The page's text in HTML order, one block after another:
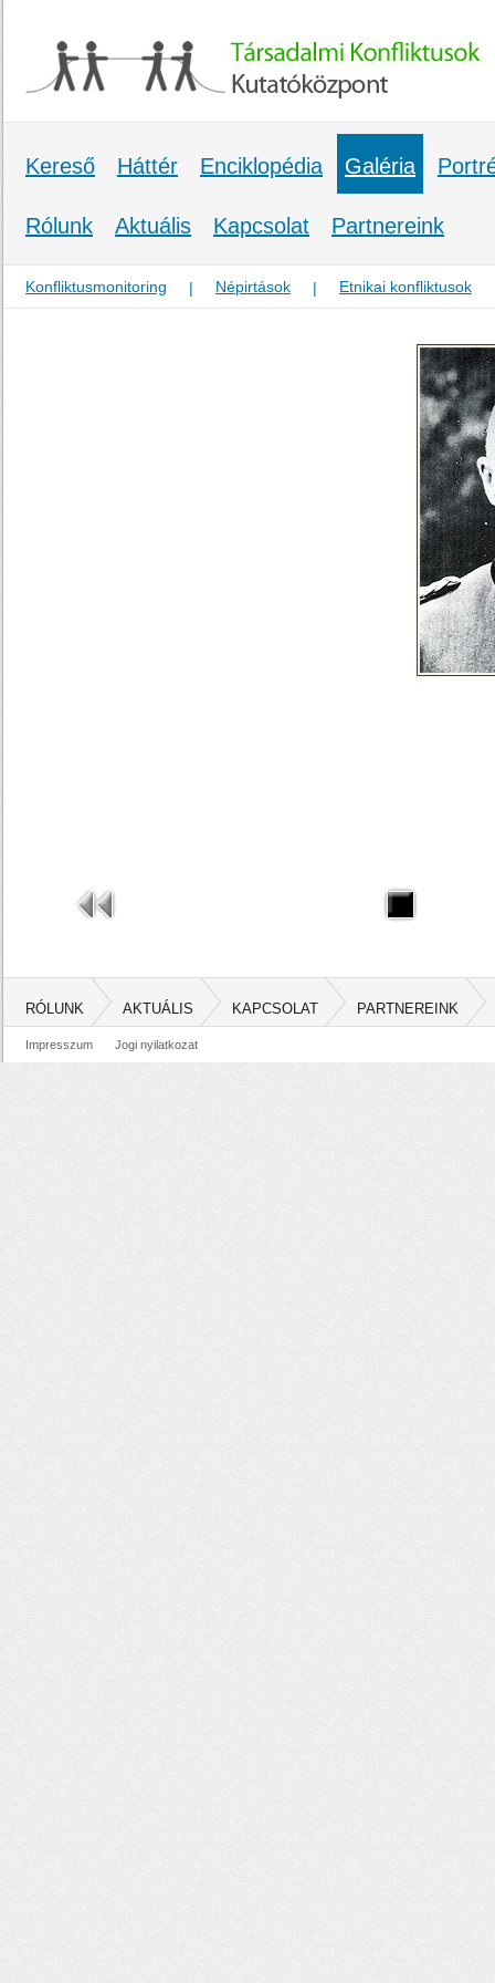
Kereső Háttér Enciklopédia Galéria
Rólunk Aktuális Kapcsolat Partnereink
Konfliktusmonitoring | Népirtások | Etnikai konfliktusok
RÓLUNK AKTUÁLIS KAPCSOLAT PARTNEREINK
Impresszum Jogi nyilatkozat